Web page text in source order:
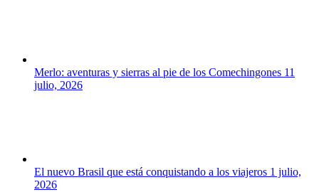
Merlo: aventuras y sierras al pie de los Comechingones 11
julio, 2026
El nuevo Brasil que está conquistando a los viajeros 1 julio,
2026